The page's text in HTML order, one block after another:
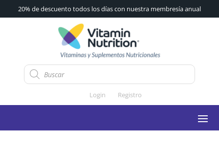
20% de descuento todos los días con nuestra membresía anual
Búsqueda
de
productos
Login
Registro